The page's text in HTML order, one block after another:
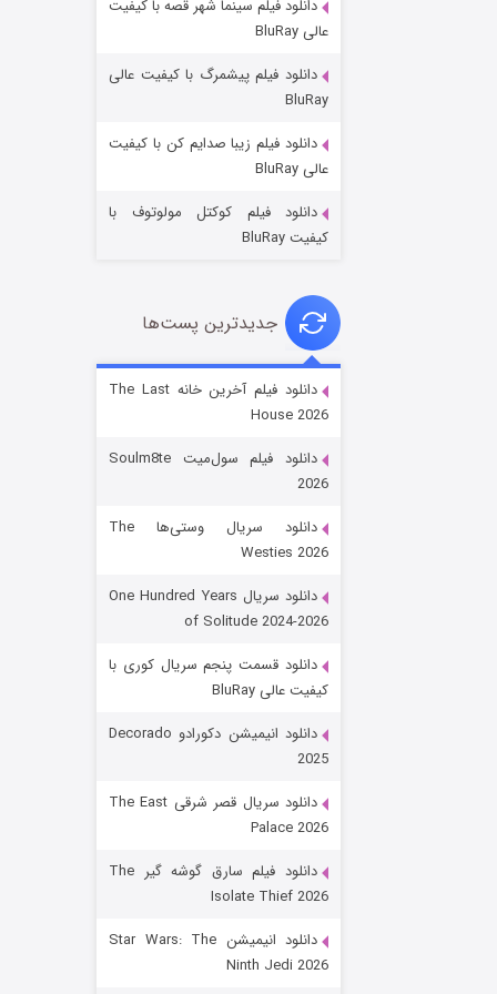
جادوگری در مغولستان
قسمت
رویایی برای تو
قسمت
دانلود فیلم سینما شهر قصه با کیفیت
عالی BluRay
دانلود فیلم پیشمرگ با کیفیت عالی
BluRay
دانلود فیلم زیبا صدایم کن با کیفیت
عالی BluRay
دانلود فیلم کوکتل مولوتوف با
کیفیت BluRay
جدیدترین پست‌ها
دانلود فیلم آخرین خانه The Last
House 2026
دانلود فیلم سول‌میت Soulm8te
2026
دانلود سریال وستی‌ها The
Westies 2026
دانلود سریال One Hundred Years
of Solitude 2024-2026
دانلود قسمت پنجم سریال کوری با
کیفیت عالی BluRay
دانلود انیمیشن دکورادو Decorado
2025
دانلود سریال قصر شرقی The East
Palace 2026
دانلود فیلم سارق گوشه گیر The
Isolate Thief 2026
دانلود انیمیشن Star Wars: The
Ninth Jedi 2026